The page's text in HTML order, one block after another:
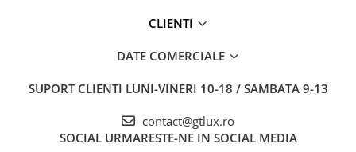
CLIENTI
DATE COMERCIALE
SUPORT CLIENTI LUNI-VINERI 10-18 / SAMBATA 9-13
contact@gtlux.ro
SOCIAL URMARESTE-NE IN SOCIAL MEDIA